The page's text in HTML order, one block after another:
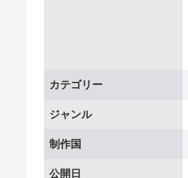
カテゴリー
ジャンル
制作国
公開日